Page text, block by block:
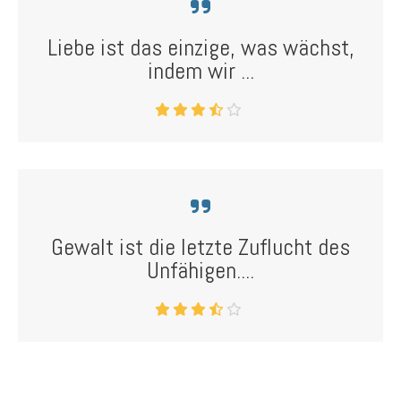
Liebe ist das einzige, was wächst,
indem wir ...
Gewalt ist die letzte Zuflucht des
Unfähigen....